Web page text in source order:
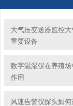
大气压变送器监控
重要设备
数字温湿仪在养殖
作用
风速告警仪探头如